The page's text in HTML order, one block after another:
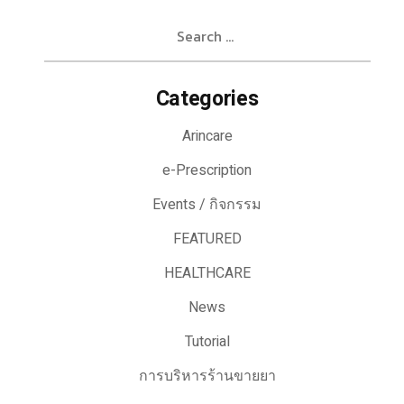
Categories
Arincare
e-Prescription
Events / กิจกรรม
FEATURED
HEALTHCARE
News
Tutorial
การบริหารร้านขายยา